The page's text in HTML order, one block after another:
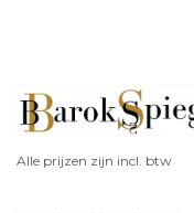
Alle prijzen zijn incl. btw